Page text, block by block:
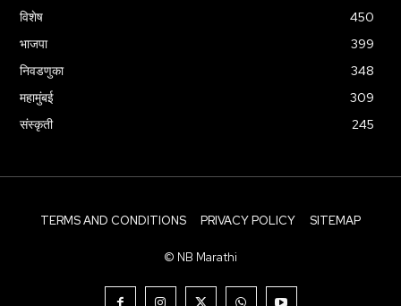
विशेष
450
भाजपा
399
निवडणुका
348
महामुंबई
309
संस्कृती
245
TERMS AND CONDITIONS PRIVACY POLICY SITEMAP
© NB Marathi